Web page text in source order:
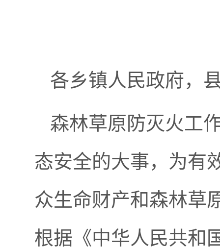
各乡镇人民政府，
森林草原防灭火工
态安全的大事，为有
众生命财产和森林草
根据《中华人民共和